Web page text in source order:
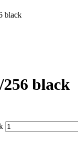
black
black